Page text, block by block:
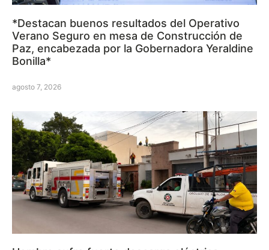
*Destacan buenos resultados del Operativo
Verano Seguro en mesa de Construcción de
Paz, encabezada por la Gobernadora Yeraldine
Bonilla*
agosto 7, 2026